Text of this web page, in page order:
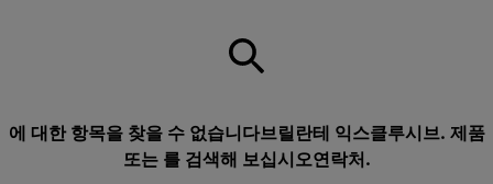
에 대한 항목을 찾을 수 없습니다브릴란테 익스클루시브. 제품
또는 를 검색해 보십시오연락처 .